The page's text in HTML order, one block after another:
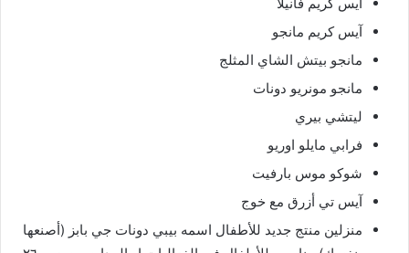
آيس كريم مانجو
مانجو بيتش الشاي المثلج
مانجو مونريو دونات
ليتشي بيري
فرابي مايلو اوريو
شوكو موس بارفيت
آيس تي أزرق مع خوج
منزلين منتج جديد للأطفال اسمه بيبي دونات جي بابز (أصنعها